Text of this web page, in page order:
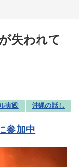
失われて
実践 沖縄の話し
参加中